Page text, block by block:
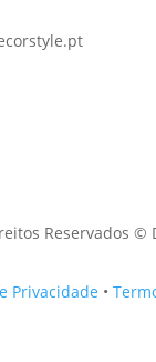
Reservados ©
Privacidade •